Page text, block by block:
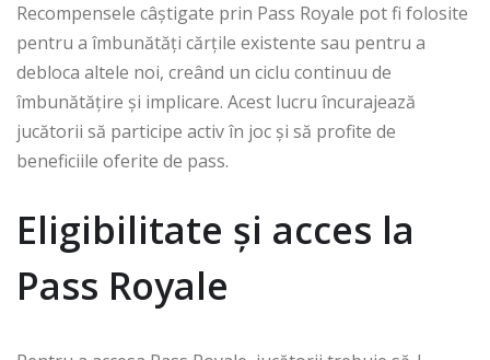
Recompensele câștigate prin Pass Royale pot fi folosite
pentru a îmbunătăți cărțile existente sau pentru a
debloca altele noi, creând un ciclu continuu de
îmbunătățire și implicare. Acest lucru încurajează
jucătorii să participe activ în joc și să profite de
beneficiile oferite de pass.
Eligibilitate și acces la
Pass Royale